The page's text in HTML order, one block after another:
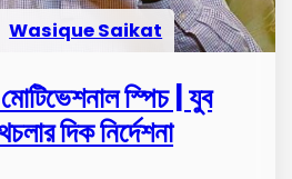
Wasique Saikat
স্পিচ | যুব
দিক নির্দেশনা